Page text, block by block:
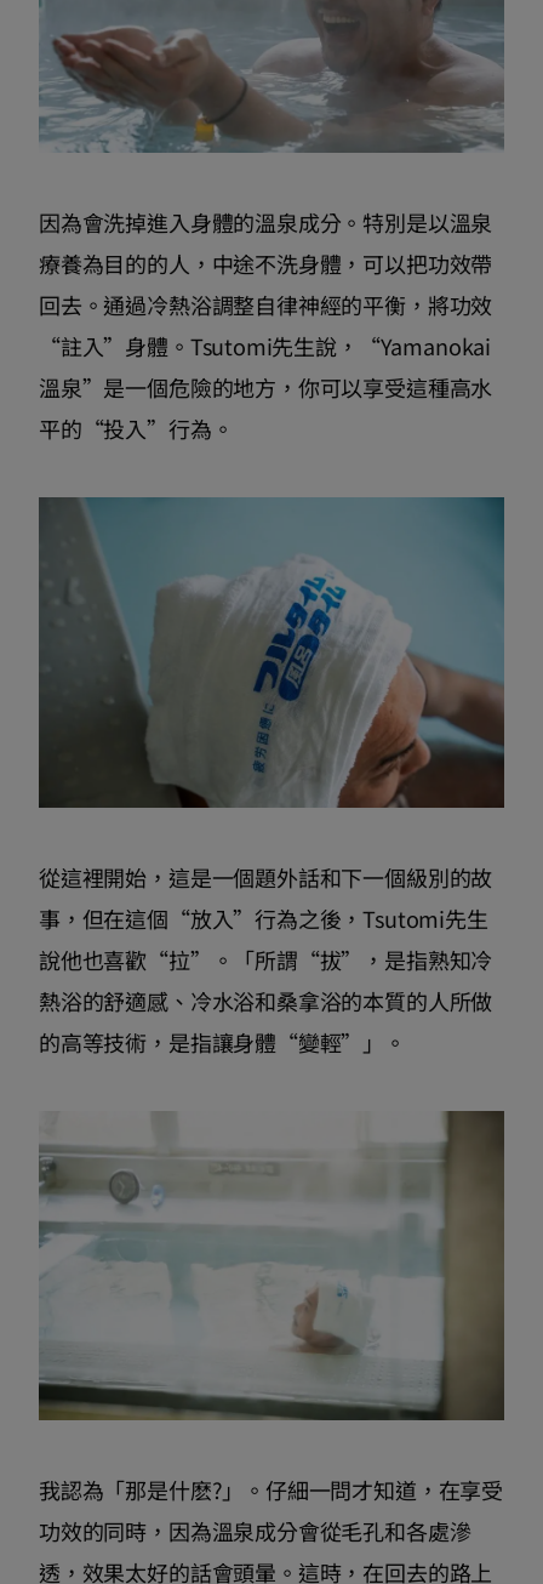
因為會洗掉進入身體的溫泉成分。特別是以溫泉
療養為目的的人，中途不洗身體，可以把功效帶
回去。通過冷熱浴調整自律神經的平衡，將功效
“註入”身體。Tsutomi先生說，“Yamanokai
溫泉”是一個危險的地方，你可以享受這種高水
平的“投入”行為。
從這裡開始，這是一個題外話和下一個級別的故
事，但在這個“放入”行為之後，Tsutomi先生
說他也喜歡“拉”。「所謂“拔”，是指熟知冷
熱浴的舒適感、冷水浴和桑拿浴的本質的人所做
的高等技術，是指讓身體“變輕”」。
我認為「那是什麽?」。仔細一問才知道，在享受
功效的同時，因為溫泉成分會從毛孔和各處滲
透，效果太好的話會頭暈。這時，在回去的路上